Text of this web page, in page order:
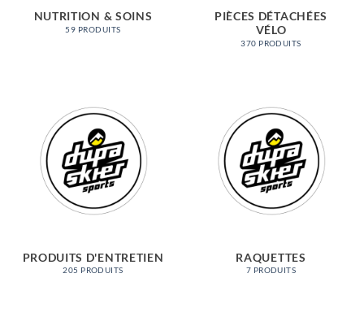
NUTRITION & SOINS
59 PRODUITS
PIÈCES DÉTACHÉES
VÉLO
370 PRODUITS
PRODUITS D'ENTRETIEN
205 PRODUITS
RAQUETTES
7 PRODUITS